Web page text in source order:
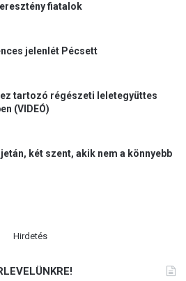
fiatalok
jelenlét Pécsett
tartozó régészeti leletegyüttes
(VIDEÓ)
két szent, akik nem a könnyebb
Hirdetés